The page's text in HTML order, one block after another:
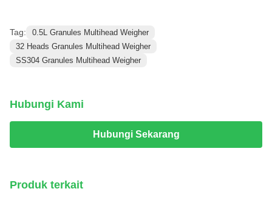
Tag:
0.5L Granules Multihead Weigher
32 Heads Granules Multihead Weigher
SS304 Granules Multihead Weigher
Hubungi Kami
Hubungi Sekarang
Produk terkait